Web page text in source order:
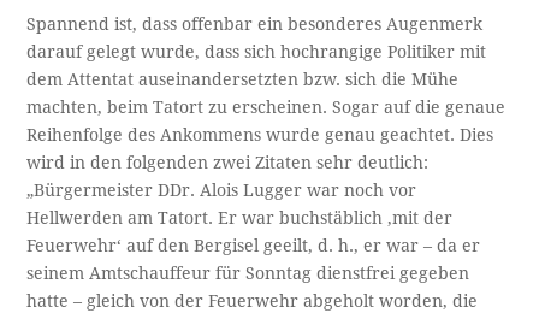
Spannend ist, dass offenbar ein besonderes Augenmerk
darauf gelegt wurde, dass sich hochrangige Politiker mit
dem Attentat auseinandersetzten bzw. sich die Mühe
machten, beim Tatort zu erscheinen. Sogar auf die genaue
Reihenfolge des Ankommens wurde genau geachtet. Dies
wird in den folgenden zwei Zitaten sehr deutlich:
„Bürgermeister DDr. Alois Lugger war noch vor
Hellwerden am Tatort. Er war buchstäblich ‚mit der
Feuerwehr‘ auf den Bergisel geeilt, d. h., er war – da er
seinem Amtschauffeur für Sonntag dienstfrei gegeben
hatte – gleich von der Feuerwehr abgeholt worden, die